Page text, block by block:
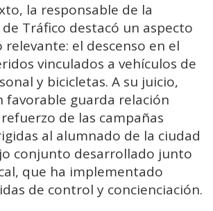
la responsable de la
de Tráfico destacó un aspecto
el descenso en el
vinculados a vehículos de
y bicicletas. A su juicio,
favorable guarda relación
de las campañas
al alumnado de la ciudad
conjunto desarrollado junto
que ha implementado
de control y concienciación.